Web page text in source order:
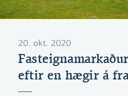
20. okt. 2020
eftir en hægir á